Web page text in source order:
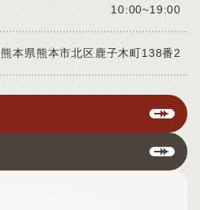
10:00~19:00
熊本県熊本市北区鹿子木町138番2